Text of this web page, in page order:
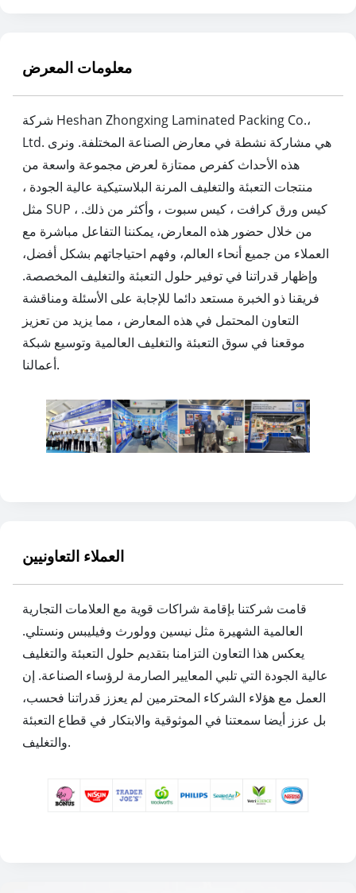
معلومات المعرض
شركة Heshan Zhongxing Laminated Packing Co.،
Ltd. هي مشاركة نشطة في معارض الصناعة المختلفة. ونرى
هذه الأحداث كفرص ممتازة لعرض مجموعة واسعة من
منتجات التعبئة والتغليف المرنة البلاستيكية عالية الجودة ،
مثل SUP ، كيس ورق كرافت ، كيس سبوت ، وأكثر من ذلك.
من خلال حضور هذه المعارض، يمكننا التفاعل مباشرة مع
العملاء من جميع أنحاء العالم، وفهم احتياجاتهم بشكل أفضل،
وإظهار قدراتنا في توفير حلول التعبئة والتغليف المخصصة.
فريقنا ذو الخبرة مستعد دائما للإجابة على الأسئلة ومناقشة
التعاون المحتمل في هذه المعارض ، مما يزيد من تعزيز
موقعنا في سوق التعبئة والتغليف العالمية وتوسيع شبكة
أعمالنا.
العملاء التعاونيين
قامت شركتنا بإقامة شراكات قوية مع العلامات التجارية
العالمية الشهيرة مثل نيسين وولورث وفيليبس ونستلي.
يعكس هذا التعاون التزامنا بتقديم حلول التعبئة والتغليف
عالية الجودة التي تلبي المعايير الصارمة لرؤساء الصناعة. إن
العمل مع هؤلاء الشركاء المحترمين لم يعزز قدراتنا فحسب،
بل عزز أيضا سمعتنا في الموثوقية والابتكار في قطاع التعبئة
والتغليف.